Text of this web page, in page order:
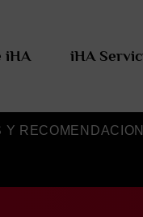
iHA iHA
Y